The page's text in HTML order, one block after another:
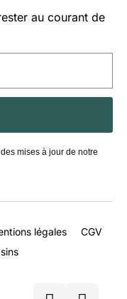
au courant de
mises à jour de notre
légales
CGV